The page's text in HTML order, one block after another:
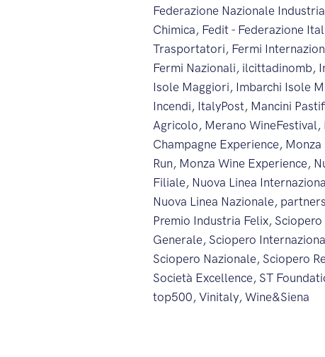
Federazione Nazionale Industria
Chimica, Fedit - Federazione
Trasportatori, Fermi
Fermi Nazionali, ilcittadinomb,
Isole Maggiori, Imbarchi Isole
Incendi, ItalyPost, Mancini
Agricolo, Merano WineFestival ,
Champagne Experience, Monza
Run, Monza Wine Experience,
Filiale, Nuova Linea
Nuova Linea Nazionale,
Premio Industria Felix, Sciopero
Generale, Sciopero
Sciopero Nazionale, Sciopero
Società Excellence, ST
top500,Vinitaly,Wine&Siena